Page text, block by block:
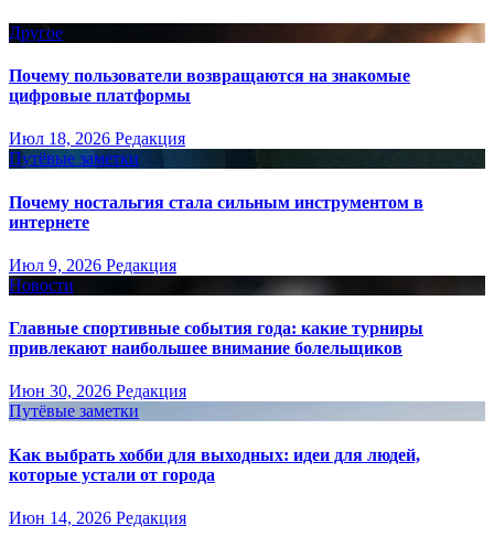
Другое
Почему пользователи возвращаются на знакомые
цифровые платформы
Июл 18, 2026 Редакция
Путёвые заметки
Почему ностальгия стала сильным инструментом в
интернете
Июл 9, 2026 Редакция
Новости
Главные спортивные события года: какие турниры
привлекают наибольшее внимание болельщиков
Июн 30, 2026 Редакция
Путёвые заметки
Как выбрать хобби для выходных: идеи для людей,
которые устали от города
Июн 14, 2026 Редакция